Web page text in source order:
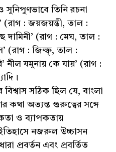
সুনিপুণভাবে তিনি রচনা
(রাগ : জয়জয়ন্তী, তাল :
দামিনী’ (রাগ : মেঘ, তাল :
(রাগ : জিল্ফ্, তাল :
নীল যমুনায় কে যায়’ (রাগ :
সঠিক ছিল যে, বাংলা
কথা অত্যন্ত গুরুত্বের সঙ্গে
ও ব্যাপকতায়
ইতিহাসে নজরুল উচ্চাসন
প্রবর্তন এবং প্রবর্তিত